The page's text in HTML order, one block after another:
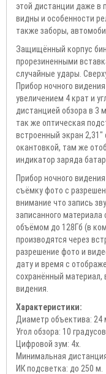
этой дистанции даже в
видны и особенности
также заборы,
Защищённый корпус
прорезиненными
случайные удары.
Прибор ночного
увеличением 4 крат и
дистанцией обзора в 3
так же оптическая
встроенный экран
окантовкой, там же
индикатор заряда
Прибор ночного
съёмку фото с
внимание что запись
записанного
объёмом до 128Гб (в
производятся через
разрешение фото и
дату и время с
сохранённый материал,
видения.
Характеристики:
Диаметр объектива: 24
Угол обзора: 10 градусов.
Цифровой зум: 4х.
Минимальная
ИК подсветка: до 250 м.